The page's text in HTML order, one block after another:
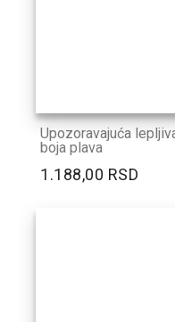
Upozoravajuća
boja plava
1.188,00 RSD